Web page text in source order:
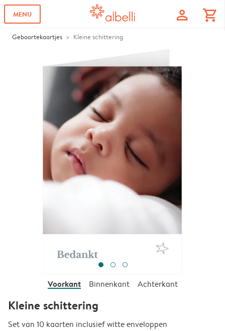
MENU profile shopping_cart
Geboortekaartjes Kleine schittering
Voorkant Binnenkant Achterkant
Kleine schittering
Set van 10 kaarten inclusief witte enveloppen